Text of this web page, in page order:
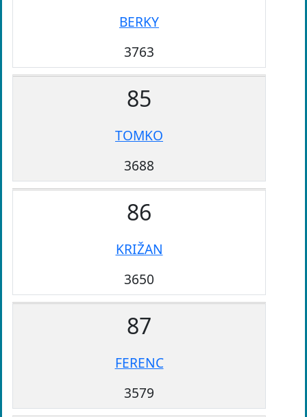
BERKY
3763
85
TOMKO
3688
86
KRIŽAN
3650
87
FERENC
3579